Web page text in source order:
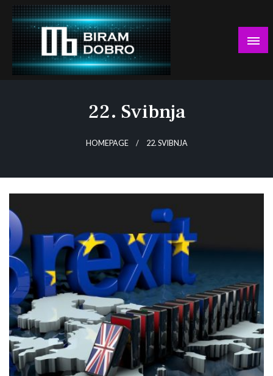
Skip
content
22. Svibnja
HOMEPAGE 22. SVIBNJA